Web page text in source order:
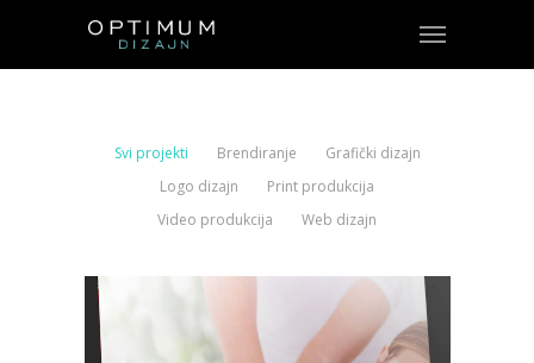
Svi projekti Brendiranje
Grafički dizajn
Logo dizajn
Print produkcija
Video produkcija
Web dizajn